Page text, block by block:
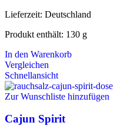
Lieferzeit: Deutschland
Produkt enthält: 130 g
In den Warenkorb
Vergleichen
Schnellansicht
Zur Wunschliste hinzufügen
Cajun Spirit